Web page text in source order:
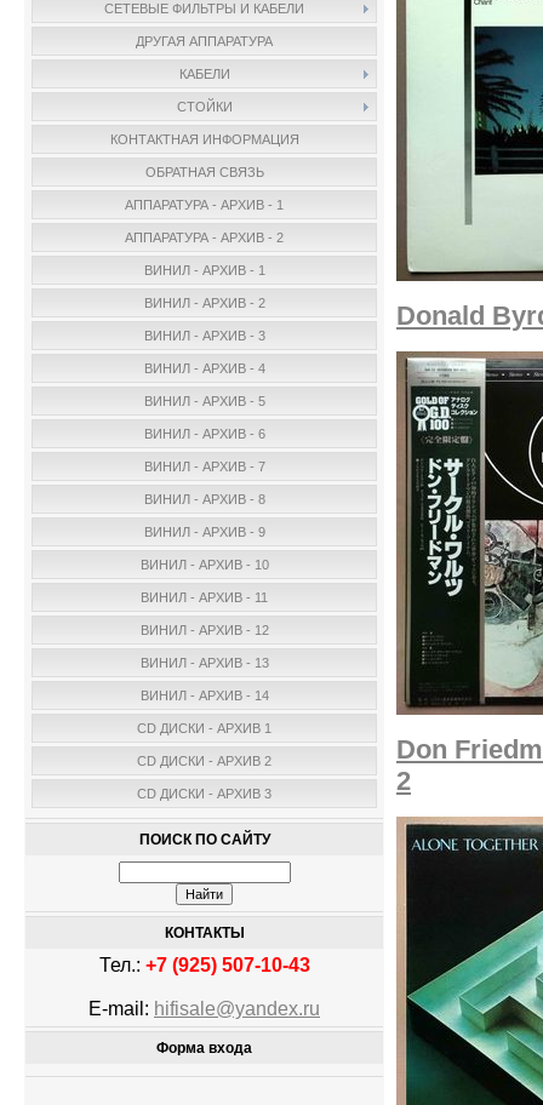
СЕТЕВЫЕ ФИЛЬТРЫ И КАБЕЛИ
ДРУГАЯ АППАРАТУРА
КАБЕЛИ
СТОЙКИ
КОНТАКТНАЯ ИНФОРМАЦИЯ
ОБРАТНАЯ СВЯЗЬ
АППАРАТУРА - АРХИВ - 1
АППАРАТУРА - АРХИВ - 2
ВИНИЛ - АРХИВ - 1
ВИНИЛ - АРХИВ - 2
ВИНИЛ - АРХИВ - 3
ВИНИЛ - АРХИВ - 4
ВИНИЛ - АРХИВ - 5
ВИНИЛ - АРХИВ - 6
ВИНИЛ - АРХИВ - 7
ВИНИЛ - АРХИВ - 8
ВИНИЛ - АРХИВ - 9
ВИНИЛ - АРХИВ - 10
ВИНИЛ - АРХИВ - 11
ВИНИЛ - АРХИВ - 12
ВИНИЛ - АРХИВ - 13
ВИНИЛ - АРХИВ - 14
CD ДИСКИ - АРХИВ 1
CD ДИСКИ - АРХИВ 2
CD ДИСКИ - АРХИВ 3
ПОИСК ПО САЙТУ
КОНТАКТЫ
Тел.: +7 (925) 507-10-43
E-mail: hifisale@yandex.ru
Форма входа
Donald
Don
2